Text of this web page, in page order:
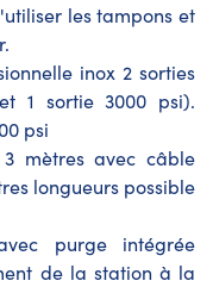
les tampons et
inox 2 sorties
1 sortie 3000 psi).
psi
mètres avec câble
longueurs possible
purge intégrée
de la station à la